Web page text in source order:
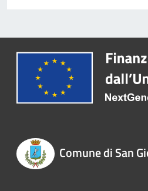
Comune di San